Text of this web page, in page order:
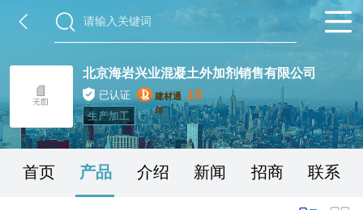
北京海岩兴业混凝土外加剂销售有限公司
已认证 建材通 15
年
生产加工
首页 产品 介绍 新闻 招商 联系